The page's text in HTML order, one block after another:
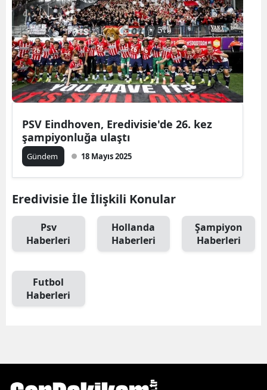
PSV Eindhoven, Eredivisie'de 26. kez
şampiyonluğa ulaştı
Gündem 18 Mayıs 2025
Eredivisie İle İlişkili Konular
Psv
Haberleri
Hollanda
Haberleri
Şampiyon
Haberleri
Futbol
Haberleri